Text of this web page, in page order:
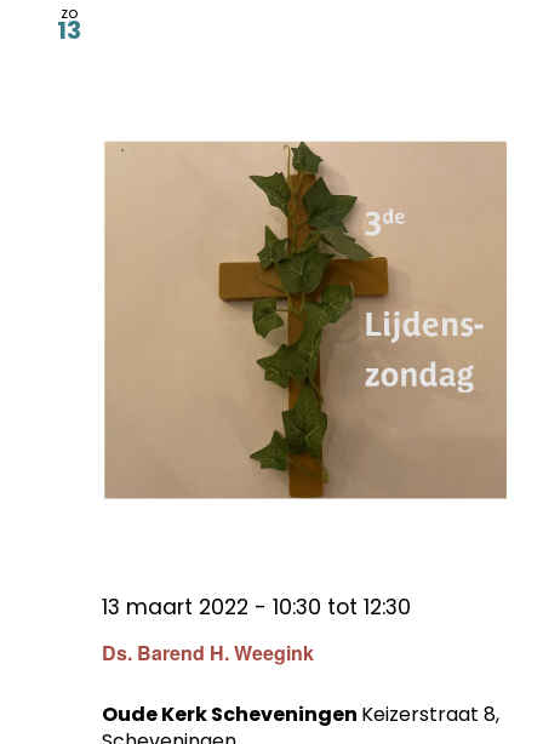
zo
13
Ds. Barend H. Weegink
13 maart 2022 - 10:30 tot 12:30
Oude Kerk Scheveningen Keizerstraat 8,